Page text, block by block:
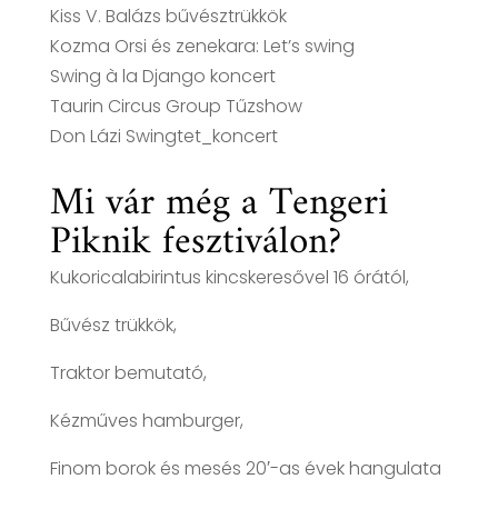
Kiss V. Balázs bűvésztrükkök
Kozma Orsi és zenekara: Let’s swing
Swing à la Django koncert
Taurin Circus Group Tűzshow
Don Lázi Swingtet_koncert
Mi vár még a Tengeri
Piknik fesztiválon?
Kukoricalabirintus kincskeresővel 16 órától,
Bűvész trükkök,
Traktor bemutató,
Kézműves hamburger,
Finom borok és mesés 20′-as évek hangulata